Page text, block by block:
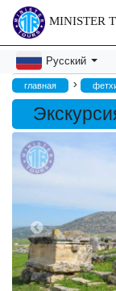
MINISTER
Русский
главная >